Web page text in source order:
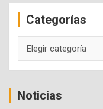
c
Categorías
Noticias